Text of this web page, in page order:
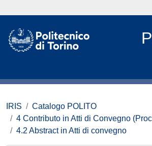
IRIS
Catalogo POLITO
4 Contributo in Atti di Convegno
4.2 Abstract in Atti di convegno